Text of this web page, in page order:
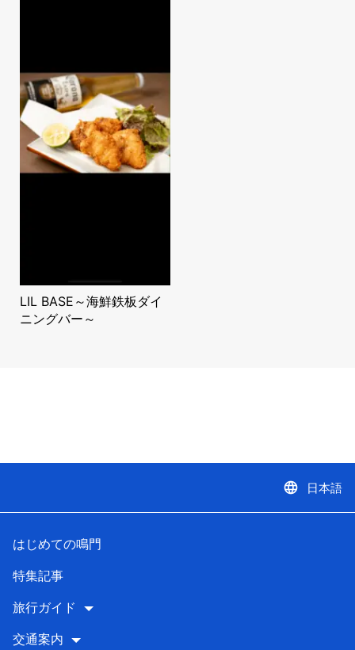
LIL BASE～海鮮鉄板ダイ
ニングバー～
language 日本語
はじめての鳴門
特集記事
旅行ガイド
交通案内